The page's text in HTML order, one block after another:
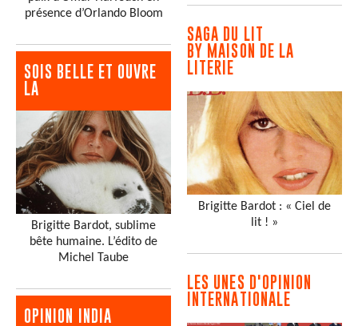
présence d’Orlando Bloom
SOIS BELLE ET OUVRE
LA
Brigitte Bardot, sublime
bête humaine. L’édito de
Michel Taube
OPINION INDIA
SAGA DU LIT
BY MAISON DE LA
LITERIE
Brigitte Bardot : « Ciel de
lit ! »
LES UNES D'OPINION
INTERNATIONALE